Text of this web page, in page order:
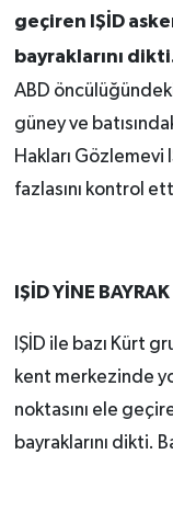
geçiren IŞİD
bayraklarını
ABD
güney ve
Hakları Gözlemevi
fazlasını kontrol
IŞİD YİNE BAYRAK
IŞİD ile bazı Kürt
kent merkezinde
noktasını ele
bayraklarını dikti.